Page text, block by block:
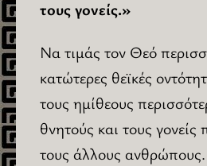
τους γονείς.»
Να τιμάς τον Θεό
κατώτερες θεϊκές
τους ημίθεους
θνητούς και τους
τους άλλους ανθρώπους.